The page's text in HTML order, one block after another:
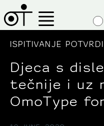
ISPITIVANJE
Djeca s
tečnije i uz
OmoType